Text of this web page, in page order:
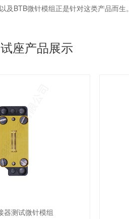
BTB微针模组正是针对这类产品而生。
座产品展示
器测试微针模组